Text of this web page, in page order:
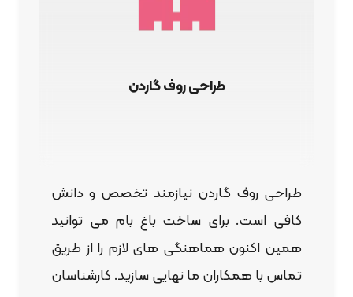
طراحی روف گاردن
طراحی روف گاردن نیازمند تخصص و دانش
کافی است. برای ساخت باغ بام می توانید
همین اکنون هماهنگی های لازم را از طریق
تماس با همکاران ما نهایی سازید. کارشناسان